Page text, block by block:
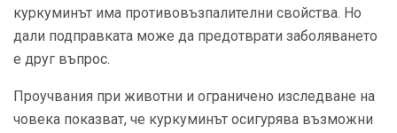
куркуминът има противовъзпалителни свойства. Но
дали подправката може да предотврати заболяването
е друг въпрос.
Проучвания при животни и ограничено изследване на
човека показват, че куркуминът осигурява възможни